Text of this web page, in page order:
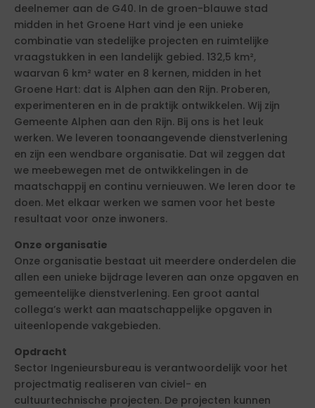
deelnemer aan de G40. In de groen-blauwe stad
midden in het Groene Hart vind je een unieke
combinatie van stedelijke projecten en ruimtelijke
vraagstukken in een landelijk gebied. 132,5 km²,
waarvan 6 km² water en 8 kernen, midden in het
Groene Hart: dat is Alphen aan den Rijn. Proberen,
experimenteren en in de praktijk ontwikkelen. Wij zijn
Gemeente Alphen aan den Rijn. Bij ons is het leuk
werken. We leveren toonaangevende dienstverlening
en zijn een wendbare organisatie. Dat wil zeggen dat
we meebewegen met de ontwikkelingen in de
maatschappij en continu vernieuwen. We leren door te
doen. Met elkaar werken we samen voor het beste
resultaat voor onze inwoners.
Onze organisatie
Onze organisatie bestaat uit meerdere onderdelen die
allen een unieke bijdrage leveren aan onze opgaven en
gemeentelijke dienstverlening. Een groot aantal
collega’s werkt aan maatschappelijke opgaven in
uiteenlopende vakgebieden.
Opdracht
Sector Ingenieursbureau is verantwoordelijk voor het
projectmatig realiseren van civiel- en
cultuurtechnische projecten. De projecten kunnen